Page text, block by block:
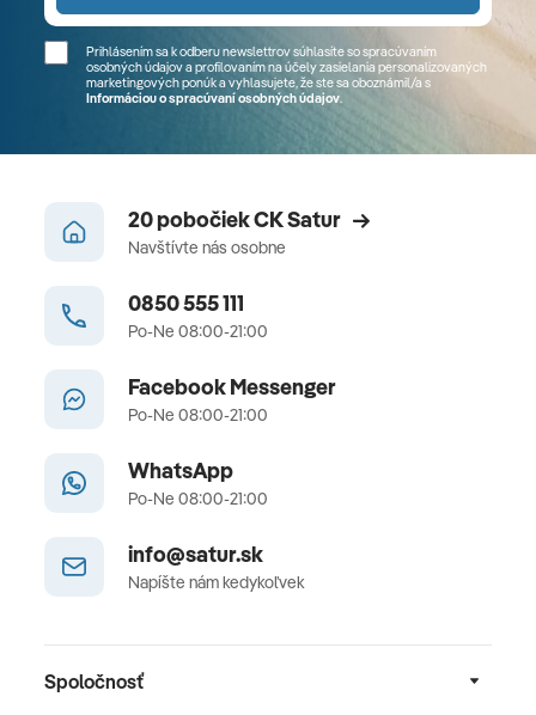
Prihlásením sa k odberu newslettrov súhlasíte so spracúvaním
osobných údajov a profilovaním na účely zasielania personalizovaných
marketingových ponúk a vyhlasujete, že ste sa oboznámil/a s
Informáciou o spracúvaní osobných údajov.
20 pobočiek CK Satur
Navštívte nás osobne
0850 555 111
Po-Ne 08:00-21:00
Facebook Messenger
Po-Ne 08:00-21:00
WhatsApp
Po-Ne 08:00-21:00
info@satur.sk
Napíšte nám kedykoľvek
Spoločnosť